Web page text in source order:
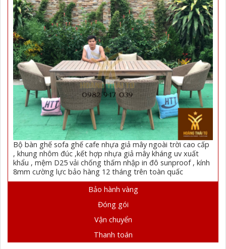
Bộ bàn ghế sofa ghế cafe nhựa giả mây ngoài trời cao cấp
, khung nhôm đúc ,kết hợp nhựa giả mây kháng uv xuất
khẩu , mệm D25 vải chống thấm nhập in đô sunproof , kính
8mm cường lực bảo hàng 12 tháng trên toàn quấc
Bảo hành vàng
Đóng gói
Vận chuyển
Thanh toán